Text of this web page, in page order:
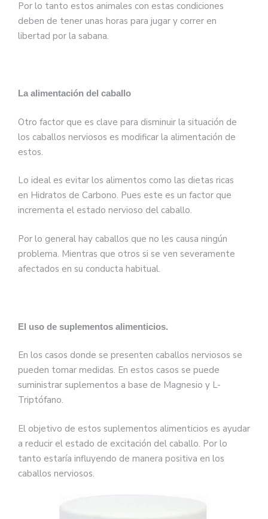
Por lo tanto estos animales con estas condiciones
deben de tener unas horas para jugar y correr en
libertad por la sabana.
La alimentación del caballo
Otro factor que es clave para disminuir la situación de
los caballos nerviosos es modificar la alimentación de
estos.
Lo ideal es evitar los alimentos como las dietas ricas
en Hidratos de Carbono. Pues este es un factor que
incrementa el estado nervioso del caballo.
Por lo general hay caballos que no les causa ningún
problema. Mientras que otros si se ven severamente
afectados en su conducta habitual.
El uso de suplementos alimenticios.
En los casos donde se presenten caballos nerviosos se
pueden tomar medidas. En estos casos se puede
suministrar suplementos a base de Magnesio y L-
Triptófano.
El objetivo de estos suplementos alimenticios es ayudar
a reducir el estado de excitación del caballo. Por lo
tanto estaría influyendo de manera positiva en los
caballos nerviosos.